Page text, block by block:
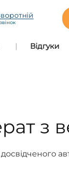
Відгуки
з